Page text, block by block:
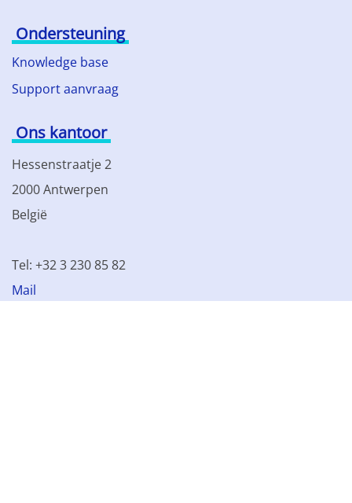
Ondersteuning
Knowledge base
Support aanvraag
Ons kantoor
Hessenstraatje 2
2000 Antwerpen
België
Tel: +32 3 230 85 82
Mail